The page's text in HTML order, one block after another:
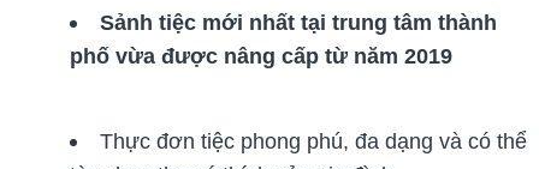
Sảnh tiệc mới nhất tại trung tâm thành
phố vừa được nâng cấp từ năm 2019
Thực đơn tiệc phong phú, đa dạng và có thể